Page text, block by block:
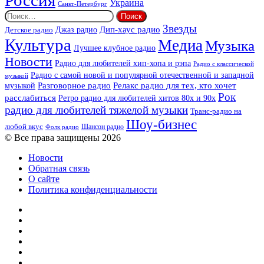
Санкт-Петербург Украина
Найти:
Детское радио Джаз радио Дип-хаус радио Звезды
Культура Лучшее клубное радио МедиаМузыка
Новости Радио для любителей хип-хопа и рэпа Радио с классической
музыкой Радио с самой новой и популярной отечественной и западной
музыкой Разговорное радио Релакс радио для тех, кто хочет
расслабиться Ретро радио для любителей хитов 80х и 90х Рок
радио для любителей тяжелой музыки Транс-радио на
любой вкус Фолк радио Шансон радио Шоу-бизнес
© Все права защищены 2026
Новости
Обратная связь
О сайте
Политика конфиденциальности